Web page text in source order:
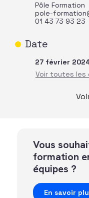
Pôle Formation
pole-
01 43 73 93 23
Date
27 février
Vous
formation
équipes ?
En savoir